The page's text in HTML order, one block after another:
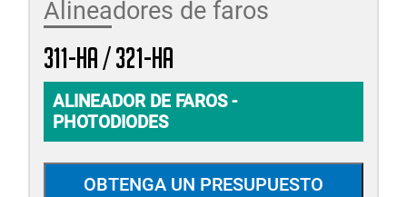
Alineadores de faros
311-HA / 321-HA
ALINEADOR DE FAROS -
PHOTODIODES
OBTENGA UN PRESUPUESTO